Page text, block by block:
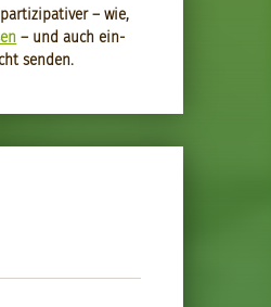
– wie,
– und auch ein­
senden.